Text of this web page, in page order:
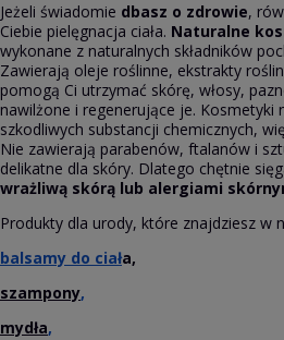
Jeżeli świadomie dbasz o zdrowie,
Ciebie pielęgnacja ciała. Naturalne
wykonane z naturalnych składników
Zawierają oleje roślinne, ekstrakty
pomogą Ci utrzymać skórę, włosy,
nawilżone i regenerujące je. Kosmetyki
szkodliwych substancji chemicznych,
Nie zawierają parabenów, ftalanów i
delikatne dla skóry. Dlatego chętnie
wrażliwą skórą lub alergiami
Produkty dla urody, które znajdziesz w
balsamy do ciała,
szampony,
mydła,